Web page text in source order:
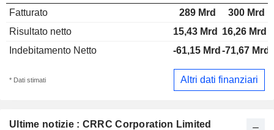
Ultime notizie : CRRC Corporation Limited
Fatturato
289 Mrd
300 Mrd
Risultato netto
15,43 Mrd
16,26 Mrd
Indebitamento Netto
-61,15 Mrd -71,67 Mrd
* Dati stimati Altri dati finanziari